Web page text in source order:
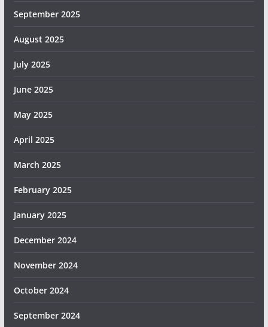
September 2025
August 2025
July 2025
June 2025
May 2025
April 2025
March 2025
February 2025
January 2025
December 2024
November 2024
October 2024
September 2024